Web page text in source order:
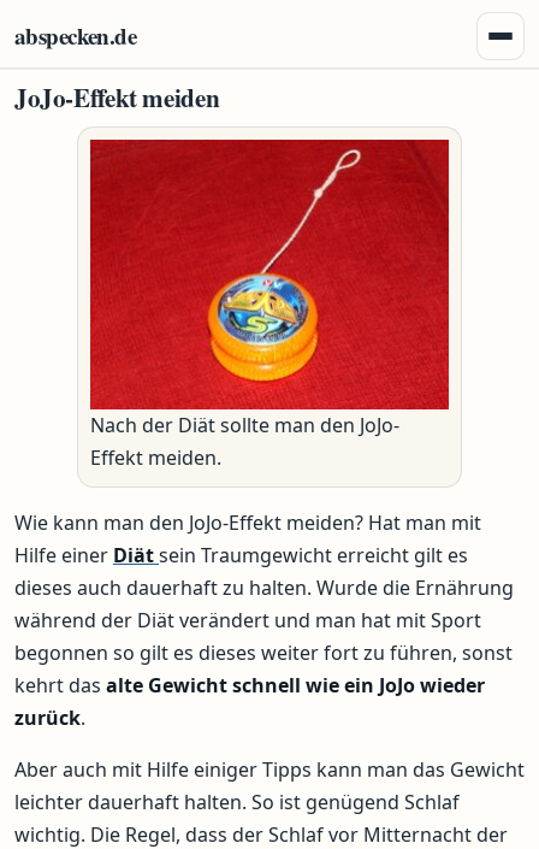
abspecken.de
JoJo-Effekt meiden
Nach der Diät sollte man den JoJo-
Effekt meiden.
Wie kann man den JoJo-Effekt meiden? Hat man mit
Hilfe einer Diätsein Traumgewicht erreicht gilt es
dieses auch dauerhaft zu halten. Wurde die Ernährung
während der Diät verändert und man hat mit Sport
begonnen so gilt es dieses weiter fort zu führen, sonst
kehrt das alte Gewicht schnell wie ein JoJo wieder
zurück.
Aber auch mit Hilfe einiger Tipps kann man das Gewicht
leichter dauerhaft halten. So ist genügend Schlaf
wichtig. Die Regel, dass der Schlaf vor Mitternacht der